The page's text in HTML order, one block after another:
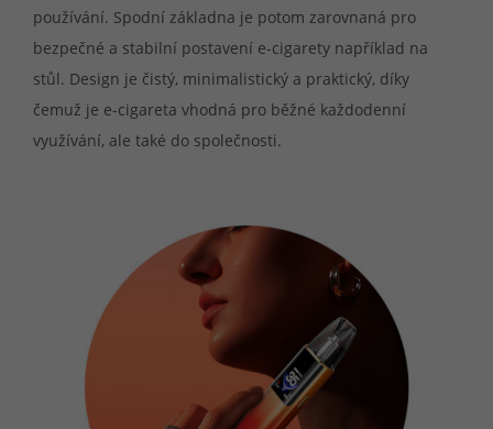
používání. Spodní základna je potom zarovnaná pro
bezpečné a stabilní postavení e-cigarety například na
stůl. Design je čistý, minimalistický a praktický, díky
čemuž je e-cigareta vhodná pro běžné každodenní
využívání, ale také do společnosti.